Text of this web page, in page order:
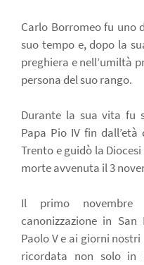
Carlo Borromeo fu uno
suo tempo e, dopo la
preghiera e nell’umiltà
persona del suo rango.
Durante la sua vita fu
Papa Pio IV fin
Trento e guidò la
morte avvenuta il 3
Il primo novembre
canonizzazione in
Paolo V e ai giorni
ricordata non solo in